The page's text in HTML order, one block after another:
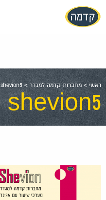
עבור
אל
ראשי >מחברות קדמה למגדר >
shevion5
shevion5